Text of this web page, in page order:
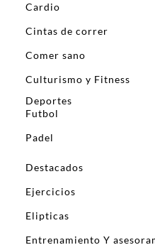
Cardio
Cintas de correr
Comer sano
Culturismo y Fitness
Deportes
Futbol
Padel
Destacados
Ejercicios
Elipticas
Entrenamiento Y